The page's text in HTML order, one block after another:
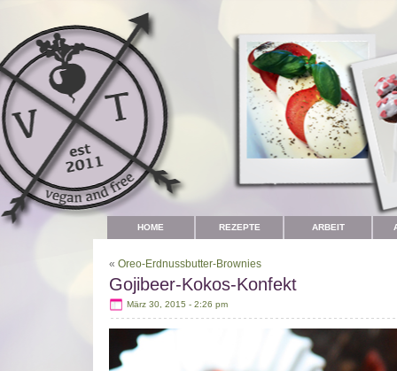
HOME REZEPTE ARBEIT
« Oreo-Erdnussbutter-Brownies
Gojibeer-Kokos-Konfekt
März 30, 2015 - 2:26 pm